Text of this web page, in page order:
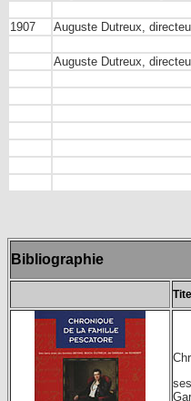
1907 Auguste Dutreux,
Auguste Dutreux,
Bibliographie